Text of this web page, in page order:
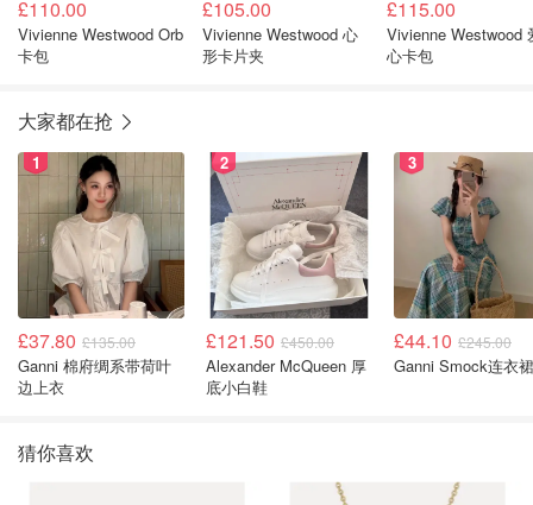
£110.00
Vivienne Westwood Orb
卡包
£105.00
Vivienne Westwood 心
形卡片夹
£115.00
Vivienne Westwood
心卡包
大家都在抢
1
£37.80 £135.00
Ganni 棉府绸系带荷叶
边上衣
2
£121.50 £450.00
Alexander McQueen 厚
底小白鞋
3
£44.10 £245.00
Ganni Smock连衣裙
猜你喜欢